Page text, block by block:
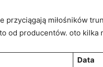
miłośników
od producentów. ‍oto kilka
Data